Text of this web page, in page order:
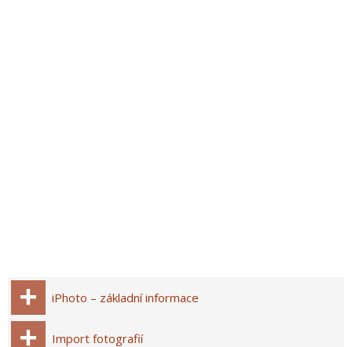
iPhoto – základní informace
Import fotografií